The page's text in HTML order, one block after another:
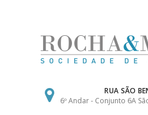
RUA SÃO
6º Andar - Conjunto 6A